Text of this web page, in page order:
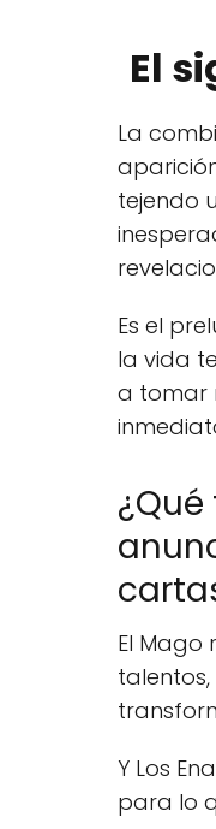
El
La
tejendo
Es el
la vida
a tomar
El Mago
Y Los
para lo